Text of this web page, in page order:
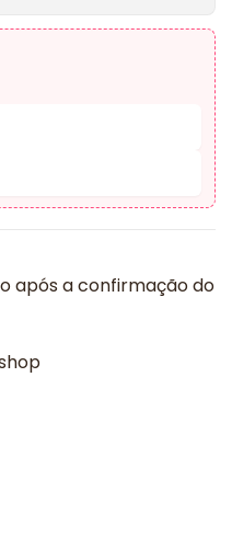
após a confirmação do